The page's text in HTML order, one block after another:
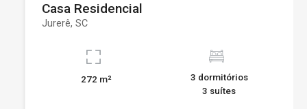
Casa Residencial
Jurerê, SC
272 m²
3 dormitórios
3 suítes